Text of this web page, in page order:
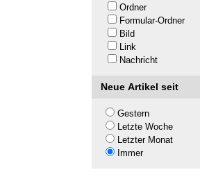
Ordner
Formular-Ordner
Bild
Link
Nachricht
Neue Artikel seit
Gestern
Letzte Woche
Letzter Monat
Immer